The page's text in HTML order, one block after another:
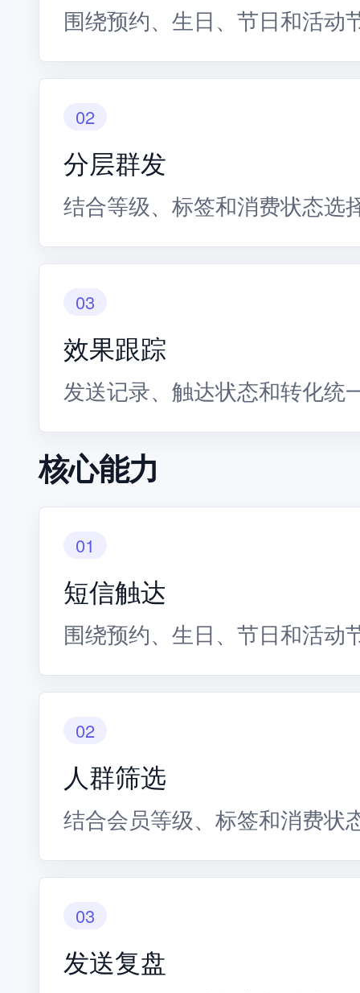
围绕预约、生日、节日和活动
02
分层群发
结合等级、标签和消费状态选
03
效果跟踪
发送记录、触达状态和转化统
核心能力
01
短信触达
围绕预约、生日、节日和活动
02
人群筛选
结合会员等级、标签和消费状
03
发送复盘